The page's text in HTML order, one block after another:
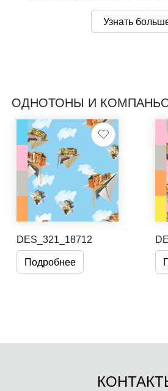
Узнать
ОДНОТОНЫ И
DES_321_18712
Подробнее